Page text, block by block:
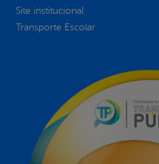
Site institucional
Transporte Escolar